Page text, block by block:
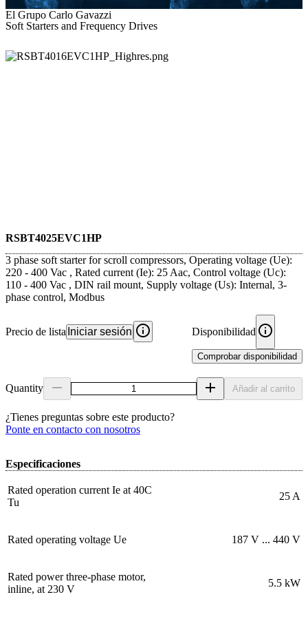
El Grupo Carlo Gavazzi
Soft Starters and Frequency Drives
RSBT4025EVC1HP
3 phase soft starter for scroll compressors, Operating voltage (Ue):
220 - 400 Vac , Rated current (Ie): 25 Aac, Control voltage (Uc):
110 - 400 Vac , DIN rail mount, Supply voltage (Us): Internal, 3-
phase control, Modbus
Precio de lista Iniciar sesión Disponibilidad
Comprobar disponibilidad
Quantity Añadir al carrito
¿Tienes preguntas sobre este producto?
Ponte en contacto con nosotros
Especificaciones
Rated operation current Ie at 40C
Tu
25 A
Rated operating voltage Ue 187 V ... 440 V
Rated power three-phase motor,
inline, at 230 V
5.5 kW